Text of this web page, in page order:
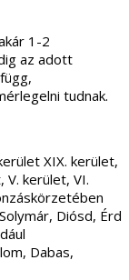
1-2
az adott
tudnak.
XIX. kerület,
V. kerület, VI.
Diósd, Érd
Dabas,